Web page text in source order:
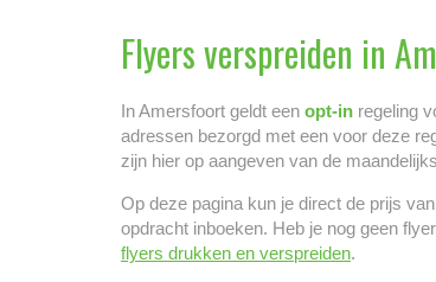
Flyers verspreiden in
In Amersfoort geldt een opt-in regeling
adressen bezorgd met een voor deze
zijn hier op aangeven van de
Op deze pagina kun je direct de prijs
opdracht inboeken. Heb je nog geen
flyers drukken en verspreiden.